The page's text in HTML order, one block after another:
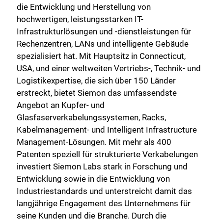
die Entwicklung und Herstellung von
hochwertigen, leistungsstarken IT-
Infrastrukturlösungen und -dienstleistungen für
Rechenzentren, LANs und intelligente Gebäude
spezialisiert hat. Mit Hauptsitz in Connecticut,
USA, und einer weltweiten Vertriebs-, Technik- und
Logistikexpertise, die sich über 150 Länder
erstreckt, bietet Siemon das umfassendste
Angebot an Kupfer- und
Glasfaserverkabelungssystemen, Racks,
Kabelmanagement- und Intelligent Infrastructure
Management-Lösungen. Mit mehr als 400
Patenten speziell für strukturierte Verkabelungen
investiert Siemon Labs stark in Forschung und
Entwicklung sowie in die Entwicklung von
Industriestandards und unterstreicht damit das
langjährige Engagement des Unternehmens für
seine Kunden und die Branche. Durch die